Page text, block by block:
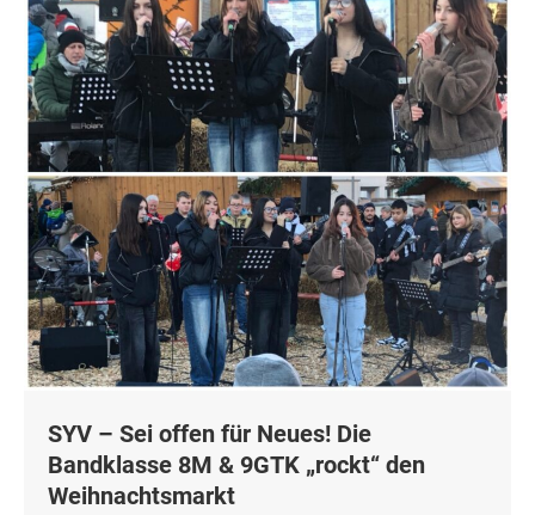
SYV – Sei offen für Neues! Die
Bandklasse 8M & 9GTK „rockt“ den
Weihnachtsmarkt